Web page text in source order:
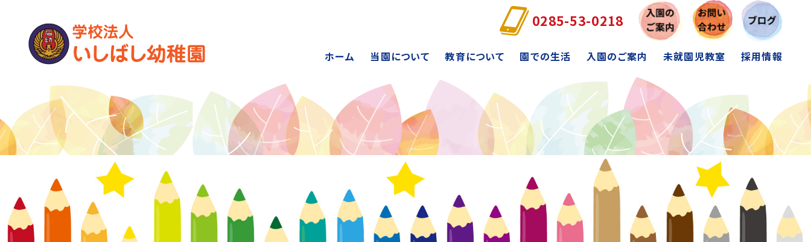
0285-53-0218
ホーム 当園について 教育について 園での生活 入園のご案内 未就園児教室 採用情報